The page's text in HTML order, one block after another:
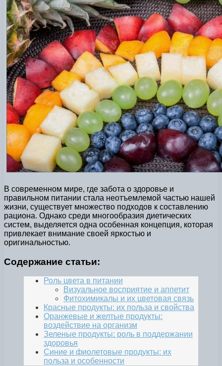
В современном мире, где забота о здоровье и
правильном питании стала неотъемлемой частью нашей
жизни, существует множество подходов к составлению
рациона. Однако среди многообразия диетических
систем, выделяется одна особенная концепция, которая
привлекает внимание своей яркостью и
оригинальностью.
Содержание статьи:
Роль цвета в питании
Визуальное восприятие и аппетит
Фитохимикалы и их цветовая связь
Красные продукты: их польза и свойства
Оранжевые и желтые продукты:
воздействие на организм
Зеленые продукты: роль в поддержании
здоровья
Синие и фиолетовые продукты: их
польза и особенности